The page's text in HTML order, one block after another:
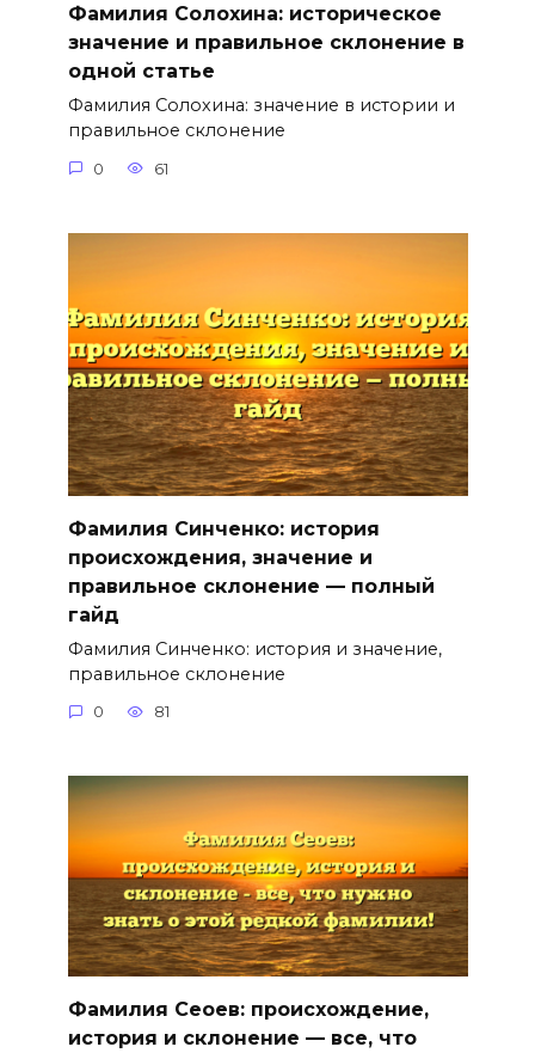
Фамилия Солохина: историческое
значение и правильное склонение в
одной статье
Фамилия Солохина: значение в истории и
правильное склонение
0 61
Фамилия Синченко: история
происхождения, значение и
правильное склонение — полный
гайд
Фамилия Синченко: история и значение,
правильное склонение
0 81
Фамилия Сеоев: происхождение,
история и склонение — все, что